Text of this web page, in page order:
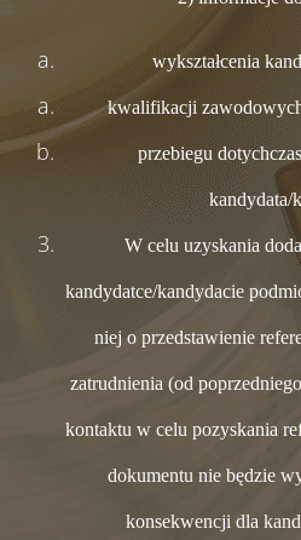
wykształcenia
kwalifikacji
przebiegu
kandydata/
W celu uzyskania
kandydatce/kandydacie
niej o przedstawienie
zatrudnienia (od
kontaktu w celu pozyskania
dokumentu nie będzie
konsekwencji dla